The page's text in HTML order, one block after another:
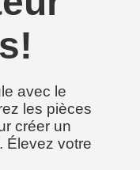
avec le
les pièces
créer un
Élevez votre